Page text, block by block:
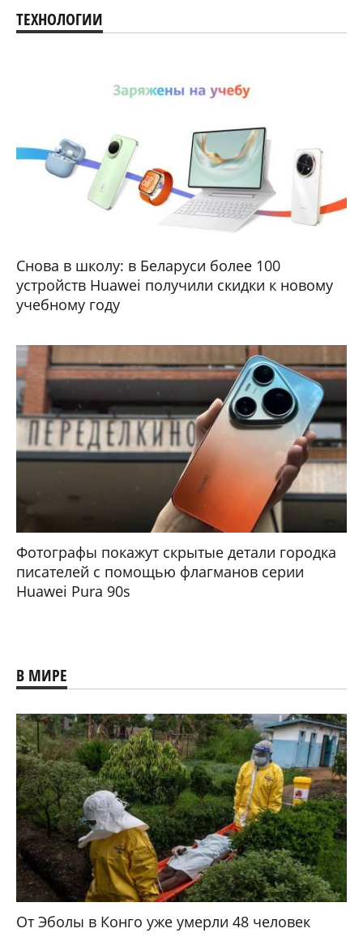
ТЕХНОЛОГИИ
Снова в школу: в Беларуси более 100
устройств Huawei получили скидки к новому
учебному году
Фотографы покажут скрытые детали городка
писателей с помощью флагманов серии
Huawei Pura 90s
В МИРЕ
От Эболы в Конго уже умерли 48 человек